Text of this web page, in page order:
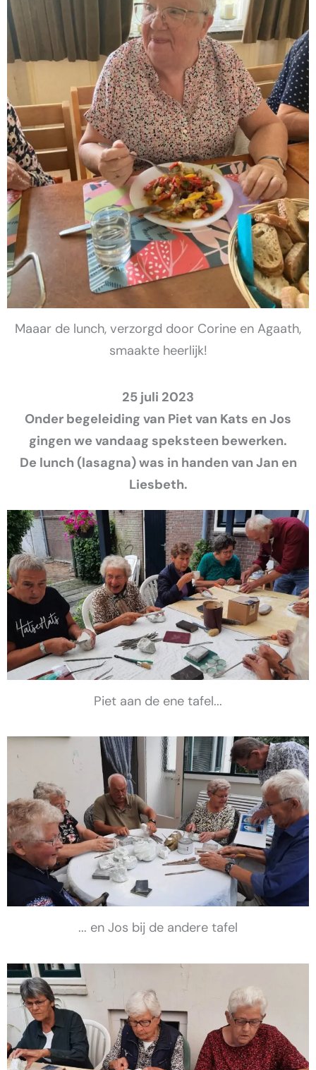
Maaar de lunch, verzorgd door Corine en Agaath,
smaakte heerlijk!
25 juli 2023
Onder begeleiding van Piet van Kats en Jos
gingen we vandaag speksteen bewerken.
De lunch (lasagna) was in handen van Jan en
Liesbeth.
Piet aan de ene tafel...
... en Jos bij de andere tafel